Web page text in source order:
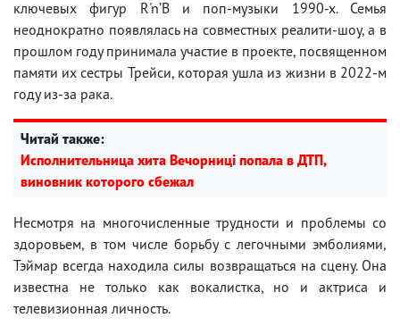
ключевых фигур R'n’B и поп-музыки 1990-х. Семья
неоднократно появлялась на совместных реалити-шоу, а в
прошлом году принимала участие в проекте, посвященном
памяти их сестры Трейси, которая ушла из жизни в 2022-м
году из-за рака.
Читай также:
Исполнительница хита Вечорниці попала в ДТП,
виновник которого сбежал
Несмотря на многочисленные трудности и проблемы со
здоровьем, в том числе борьбу с легочными эмболиями,
Тэймар всегда находила силы возвращаться на сцену. Она
известна не только как вокалистка, но и актриса и
телевизионная личность.